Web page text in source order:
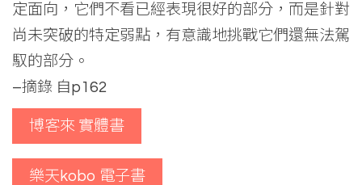
定面向，它們不看已經表現很好的部分，而是針對
尚未突破的特定弱點，有意識地挑戰它們還無法駕
馭的部分。
–摘錄 自p162
博客來 實體書
樂天kobo 電子書